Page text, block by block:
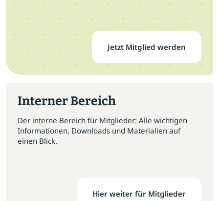
Jetzt Mitglied werden
Interner Bereich
Der interne Bereich für Mitglieder: Alle wichtigen
Informationen, Downloads und Materialien auf
einen Blick.
Hier weiter für Mitglieder